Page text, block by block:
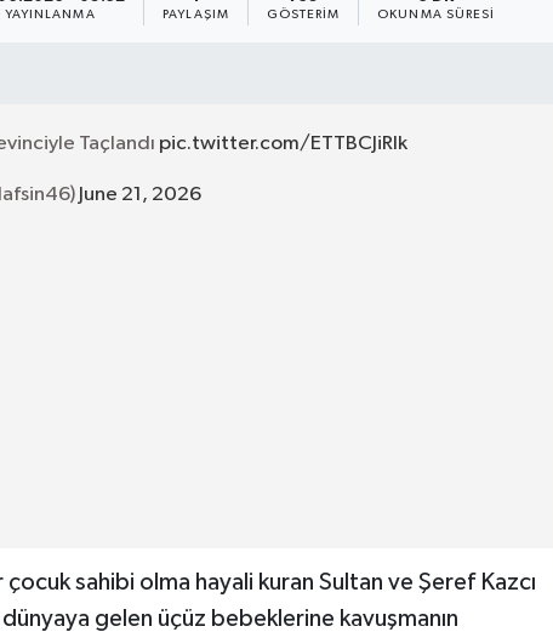
YAYINLANMA PAYLAŞIM GÖSTERIM OKUNMA SÜRESI
Taçlandı pic.twitter.com/ETTBCJiRIk
June 21, 2026
çocuk sahibi olma hayali kuran Sultan ve Şeref Kazcı
gelen üçüz bebeklerine kavuşmanın